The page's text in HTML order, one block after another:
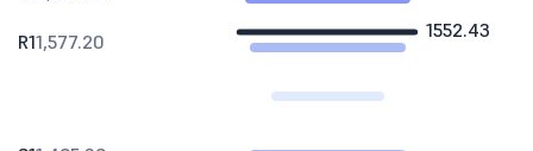
1552.43
R11,577.20